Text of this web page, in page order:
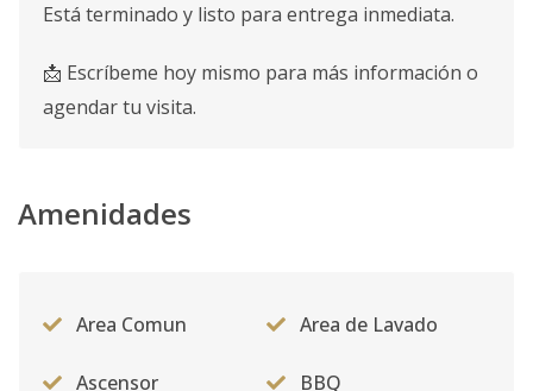
Está terminado y listo para entrega inmediata.
📩 Escríbeme hoy mismo para más información o
agendar tu visita.
Amenidades
Area Comun Area de Lavado
Ascensor BBQ